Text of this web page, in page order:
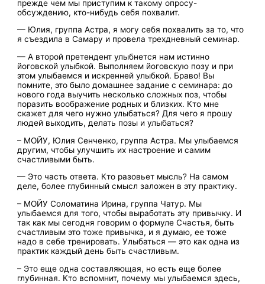
прежде чем мы приступим к такому опросу-
обсуждению, кто-нибудь себя похвалит.
— Юлия, группа Астра, я могу себя похвалить за то, что
я съездила в Самару и провела трехдневный семинар.
— А второй претендент улыбнется нам истинно
йоговской улыбкой. Выполняем йоговскую позу и при
этом улыбаемся и искренней улыбкой. Браво! Вы
помните, это было домашнее задание с семинара: до
нового года выучить несколько сложных поз, чтобы
поразить воображение родных и близких. Кто мне
скажет для чего нужно улыбаться? Для чего я прошу
людей выходить, делать позы и улыбаться?
– МОЙУ, Юлия Сенченко, группа Астра. Мы улыбаемся
другим, чтобы улучшить их настроение и самим
счастливыми быть.
— Это часть ответа. Кто разовьет мысль? На самом
деле, более глубинный смысл заложен в эту практику.
– МОЙУ Соломатина Ирина, группа Чатур. Мы
улыбаемся для того, чтобы выработать эту привычку. И
так как мы сегодня говорим о формуле Счастья, быть
счастливым это тоже привычка, и я думаю, ее тоже
надо в себе тренировать. Улыбаться — это как одна из
практик каждый день быть счастливым.
– Это еще одна составляющая, но есть еще более
глубинная. Кто вспомнит, почему мы улыбаемся здесь,